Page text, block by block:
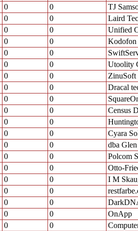
0 0
TJ
0 0
Laird
0 0
Unified
0 0
Kodofon
0 0
0 0
Utoolity
0 0
ZinuSoft
0 0
Dracal
0 0
0 0
Census
0 0
0 0
Cyara
0 0
dba
0 0
Polcom
0 0
Otto-
0 0
I M
0 0
0 0
0 0
OnApp
0 0